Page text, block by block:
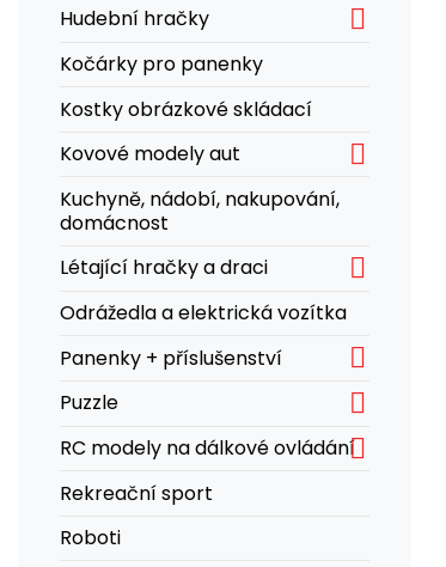
Hudební hračky

Kočárky pro panenky
Kostky obrázkové skládací
Kovové modely aut

Kuchyně, nádobí, nakupování,
domácnost
Létající hračky a draci

Odrážedla a elektrická vozítka
Panenky + příslušenství

Puzzle 
RC modely na dálkové ovládání
Rekreační sport
Roboti